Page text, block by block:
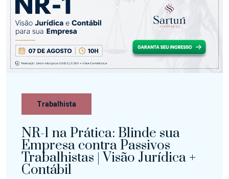
Trabalhista
NR-1 na Prática: Blinde sua
Empresa contra Passivos
Trabalhistas | Visão Jurídica +
Contábil